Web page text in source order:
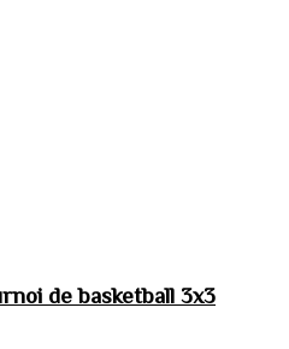
de basketball 3x3